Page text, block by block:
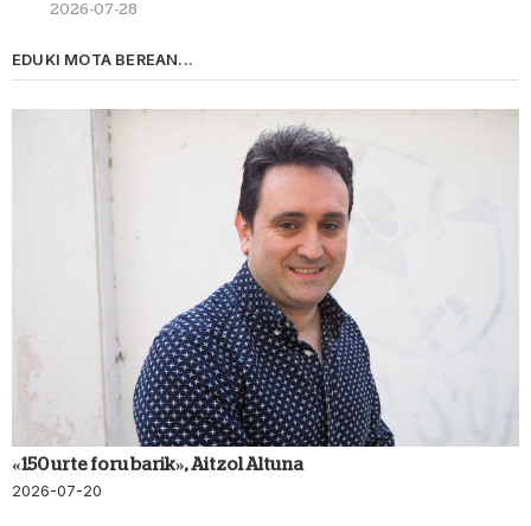
2026-07-28
EDUKI MOTA BEREAN...
«150 urte foru barik», Aitzol Altuna
2026-07-20